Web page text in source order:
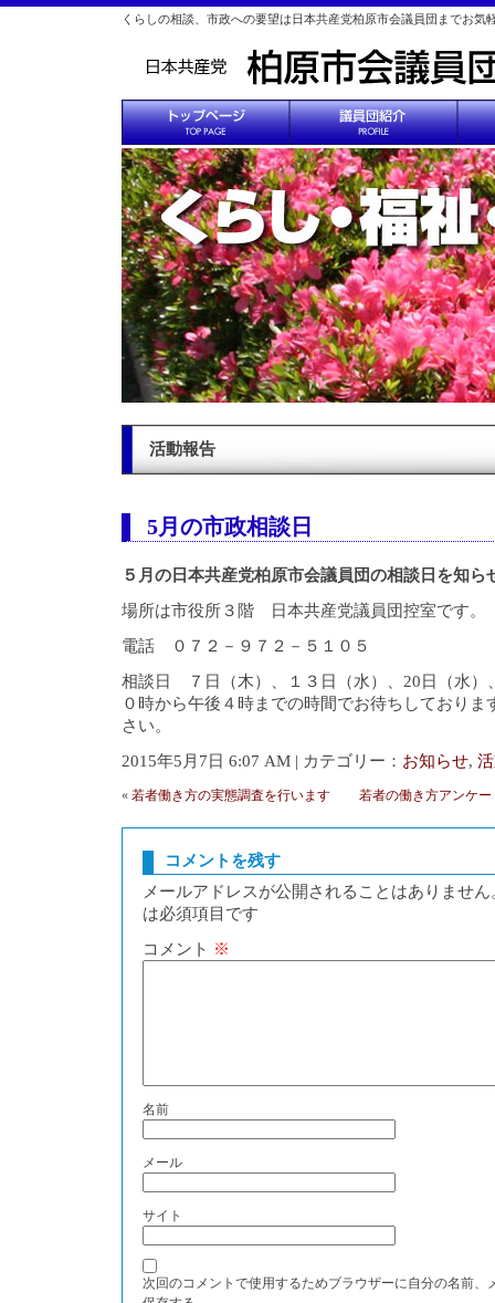
くらしの相談、市政への要望は日本共産党柏原市会議員団までお気
活動報告
5月の市政相談日
５月の日本共産党柏原市会議員団の相談日を知ら
場所は市役所３階 日本共産党議員団控室です。
電話 ０７２－９７２－５１０５
相談日 ７日（木）、１３日（水）、20日（水
０時から午後４時までの時間でお待ちしておりま
さい。
2015年5月7日 6:07 AM | カテゴリー： お知らせ,
« 若者働き方の実態調査を行います 若者の働き方アンケ
コメントを残す
メールアドレスが公開されることはありません
は必須項目です
コメント ※
名前
メール
サイト
次回のコメントで使用するためブラウザーに自分の名前、